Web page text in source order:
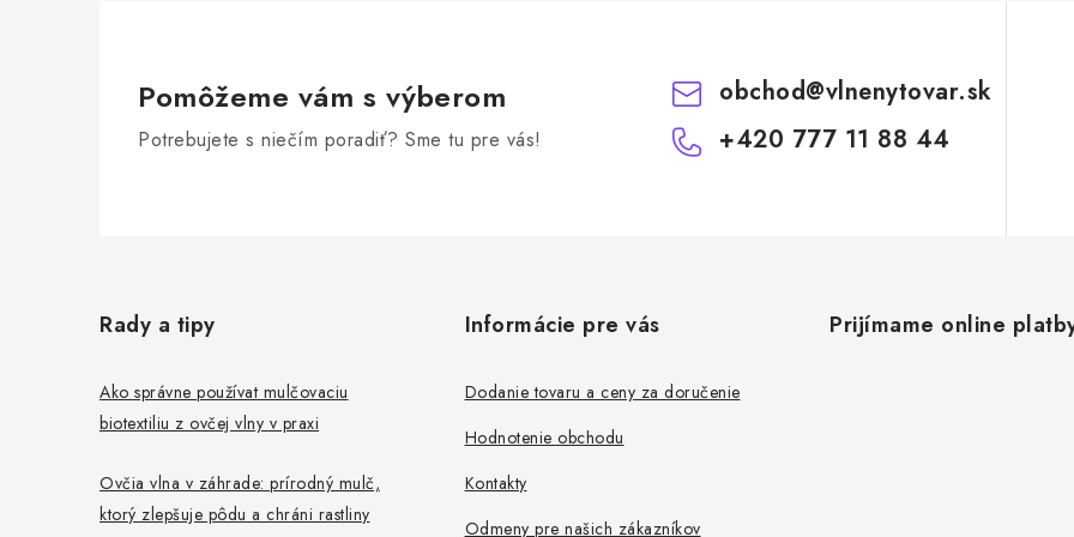
Pomôžeme vám s výberom
Potrebujete s niečím poradiť? Sme tu pre vás!
obchod@vlnenytovar.sk
+420 777 11 88 44
Rady a tipy
Ako správne používat mulčovaciu
biotextiliu z ovčej vlny v praxi
Ovčia vlna v záhrade: prírodný mulč,
ktorý zlepšuje pôdu a chráni rastliny
Informácie pre vás
Dodanie tovaru a ceny za doručenie
Hodnotenie obchodu
Kontakty
Odmeny pre našich zákazníkov
Prijímame online